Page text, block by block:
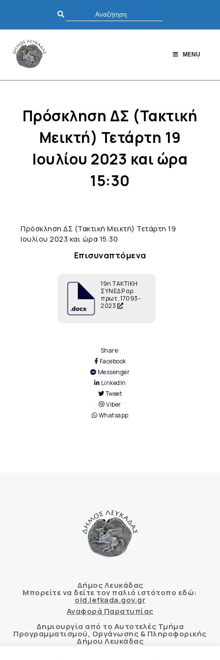
MENU
Πρόσκληση ΔΣ (Τακτική
Μεικτή) Τετάρτη 19
Ιουλίου 2023 και ώρα
15:30
Πρόσκληση ΔΣ (Τακτική Μεικτή) Τετάρτη 19
Ιουλίου 2023 και ώρα 15:30
Επισυναπτόμενα
19η ΤΑΚΤΙΚΗ
ΣΥΝΕΔΡ αρ.
πρωτ. 17093-
2023
Share:
Facebook
Messenger
LinkedIn
Tweet
Viber
Whatsapp
Δήμος Λευκάδας
Μπορείτε να δείτε τον παλιό ιστότοπο εδώ:
old.lefkada.gov.gr
Αναφορά Παρατυπίας
Δημιουργία από το Αυτοτελές Τμήμα
Προγραμματισμού, Οργάνωσης & Πληροφορικής
Δήμου Λευκάδας